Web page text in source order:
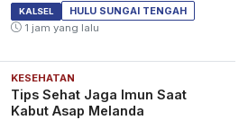
KALSEL
HULU SUNGAI TENGAH
1 jam yang lalu
KESEHATAN
Tips Sehat Jaga Imun Saat
Kabut Asap Melanda